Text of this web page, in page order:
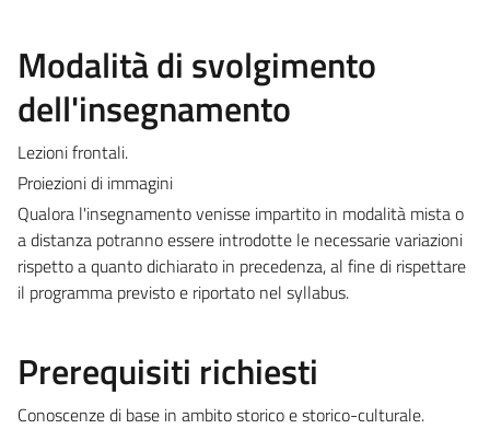
Modalità di svolgimento
dell'insegnamento
Lezioni frontali.
Proiezioni di immagini
Qualora l'insegnamento venisse impartito in modalità mista o
a distanza potranno essere introdotte le necessarie variazioni
rispetto a quanto dichiarato in precedenza, al fine di rispettare
il programma previsto e riportato nel syllabus.
Prerequisiti richiesti
Conoscenze di base in ambito storico e storico-culturale.